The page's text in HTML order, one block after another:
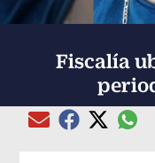
Fiscalía
Compartir el
Compartir el
Compartir